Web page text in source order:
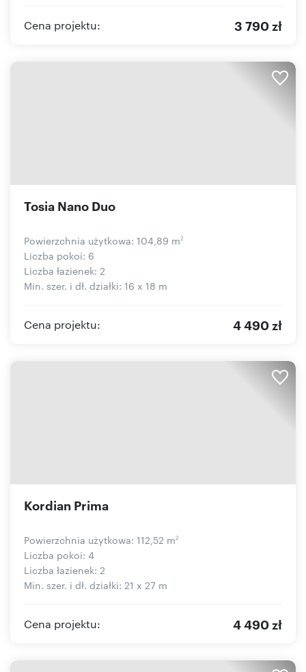
Cena projektu: 3 790 zł
Tosia Nano Duo
Powierzchnia użytkowa: 104,89 m2
Liczba pokoi: 6
Liczba łazienek: 2
Min. szer. i dł. działki: 16 x 18 m
Cena projektu: 4 490 zł
Kordian Prima
Powierzchnia użytkowa: 112,52 m2
Liczba pokoi: 4
Liczba łazienek: 2
Min. szer. i dł. działki: 21 x 27 m
Cena projektu: 4 490 zł